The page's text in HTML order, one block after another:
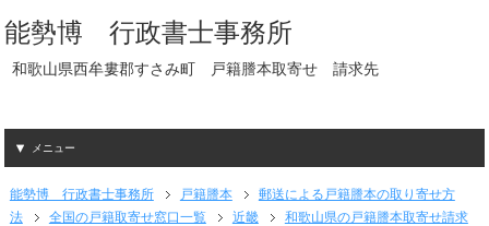
能勢博 行政書士事務所
和歌山県西牟婁郡すさみ町 戸籍謄本取寄せ 請求先
メニュー
能勢博 行政書士事務所 戸籍謄本
郵送による戸籍謄本の取り寄せ方
法
全国の戸籍取寄せ窓口一覧 近畿
和歌山県の戸籍謄本取寄せ請求